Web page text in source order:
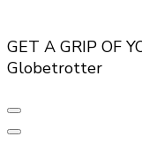
GET A GRIP OF
Globetrotter